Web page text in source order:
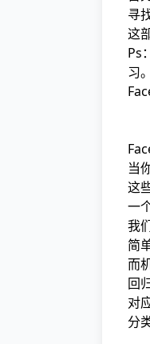
寻
这
Ps
习。
当
这
一
我
简
而
回
对
分